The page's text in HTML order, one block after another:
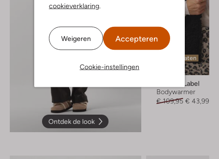
cookieverklaring.
Weigeren Accepteren
Cookie-instellingen
Ontdek de look
Laatste maten
Another Label
Bodywarmer
€ 109,95 € 43,99